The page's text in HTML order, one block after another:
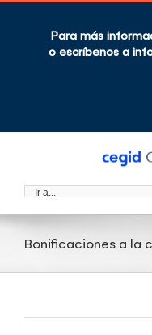
Saltar
contenidoPara más
o escríbenos a
Ir a...
Bonificaciones a la